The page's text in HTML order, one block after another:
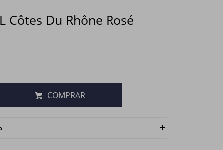
Côtes Du Rhône Rosé
COMPRAR